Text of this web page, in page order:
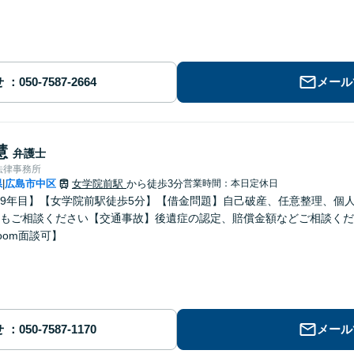
メー
弁護士
律事務所
| 広島市中区 女学院前駅 から徒歩3分営業時間：本日定休日
年目】【女学院前駅徒歩5分】【借金問題】自己破産、任意整理、個
ご相談ください【交通事故】後遺症の認定、賠償金額などご相談く
面談可】
メー